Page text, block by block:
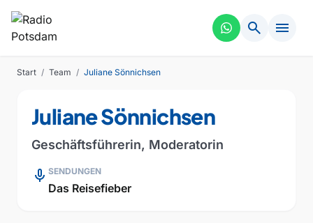
search menu
Start / Team / Juliane Sönnichsen
Juliane Sönnichsen
Geschäftsführerin, Moderatorin
mic SENDUNGEN
Das Reisefieber